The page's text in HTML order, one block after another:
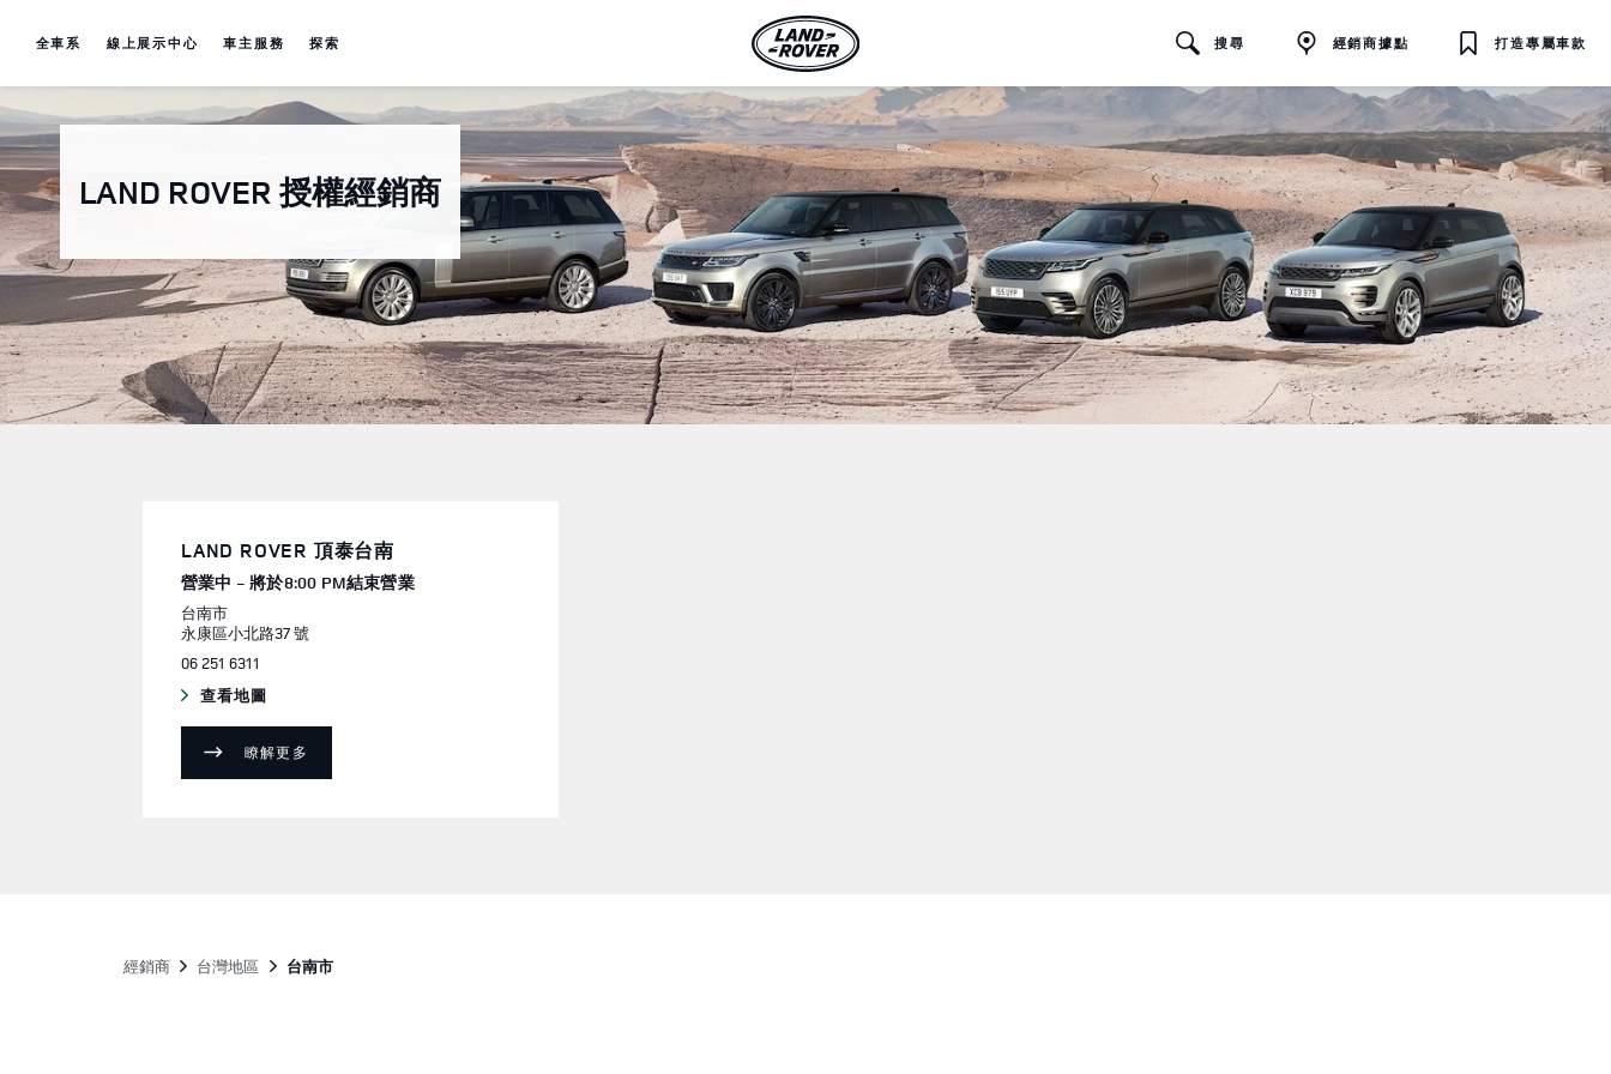
全車系 線上展示中心 車主服務 探索 搜尋 經銷商據點 打造專屬車款
LAND ROVER授權經銷商
LAND ROVER 頂泰台南
營業中 - 將於8:00 PM結束營業
永康區小北路37 號
台南市
電話
06 251 6311
查看地圖
LINK OPENS IN NEW TAB
瞭解更多
經銷商 台灣地區 台南市